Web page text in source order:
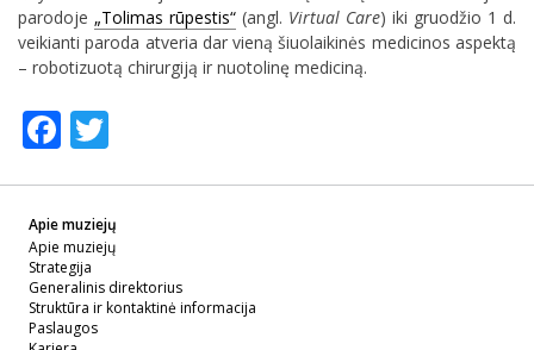
parodoje „Tolimas rūpestis“ (angl. Virtual Care) iki gruodžio 1 d.
veikianti paroda atveria dar vieną šiuolaikinės medicinos aspektą
– robotizuotą chirurgiją ir nuotolinę mediciną.
Facebook
Apie muziejų
Apie muziejų
Strategija
Generalinis direktorius
Struktūra ir kontaktinė informacija
Paslaugos